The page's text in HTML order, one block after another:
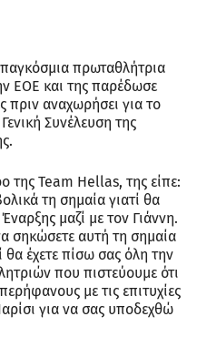
πρωταθλήτρια
ΕΟΕ και της παρέδωσε
πριν αναχωρήσει για το
Συνέλευση της
της Team Hellas, της είπε:
τη σημαία γιατί θα
μαζί με τον Γιάννη.
σηκώσετε αυτή τη σημαία
θα έχετε πίσω σας όλη την
που πιστεύουμε ότι
με τις επιτυχίες
για να σας υποδεχθώ